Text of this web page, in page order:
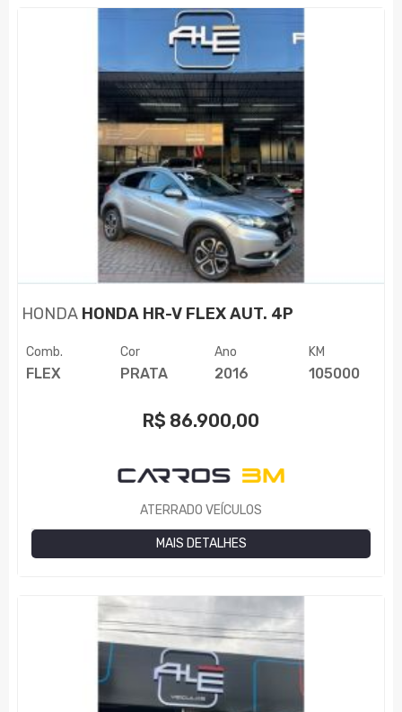
HONDA HONDA HR-V FLEX AUT. 4P
Comb.
FLEX
Cor
PRATA
Ano
2016
KM
105000
R$ 86.900,00
ATERRADO VEÍCULOS
MAIS DETALHES